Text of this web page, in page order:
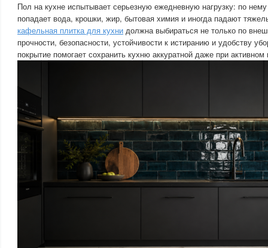
Пол на кухне испытывает серьезную ежедневную нагрузку: по
попадает вода, крошки, жир, бытовая химия и иногда падают
кафельная плитка для кухни должна выбираться не только по
прочности, безопасности, устойчивости к истиранию и удобству
покрытие помогает сохранить кухню аккуратной даже при активном